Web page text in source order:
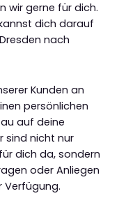
wir gerne für dich.
dich darauf
nach
Kunden an
persönlichen
auf deine
sind nicht nur
dich da, sondern
oder Anliegen
Verfügung.